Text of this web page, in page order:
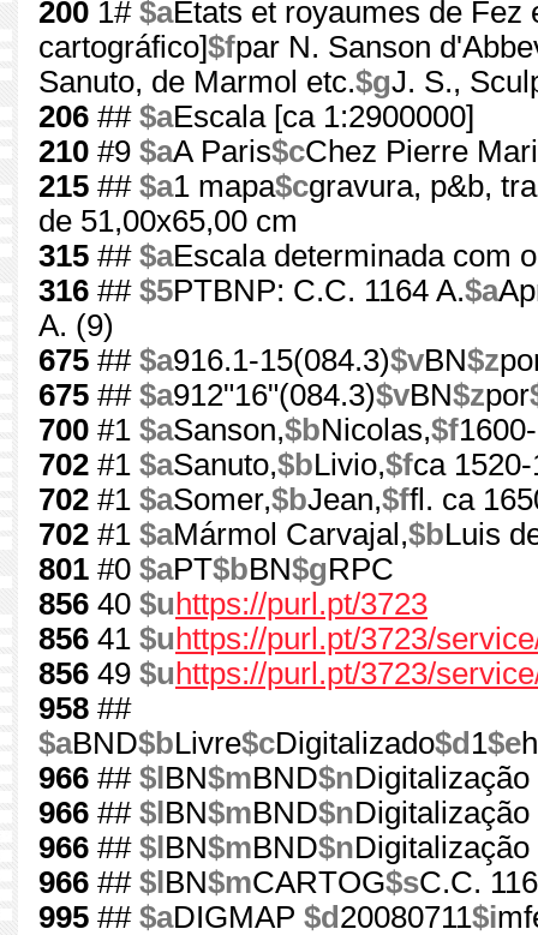
200 1# $aEtats et royaumes de Fez
cartográfico]$fpar N. Sanson
Sanuto, de Marmol etc.$gJ. S.,
206 ## $aEscala [ca 1:2900000]
210 #9 $aA Paris$cChez Pierre
215 ## $a1 mapa$cgravura, p&b,
de 51,00x65,00 cm
315 ## $aEscala determinada com
316 ## $5PTBNP: C.C. 1164 A.$a
A. (9)
675 ## $a916.1-15(084.3)$vBN$z
675 ## $a912"16"(084.3)$vBN$zpor
700 #1 $aSanson,$bNicolas,$f
702 #1 $aSanuto,$bLivio,$fca
702 #1 $aSomer,$bJean,$ffl. ca
702 #1 $aMármol Carvajal,$bLuis
801 #0 $aPT$bBN$gRPC
856 40 $u https://purl.pt/3723
856 41 $u https://purl.pt/3723/
856 49 $u https://purl.pt/3723/
958 ##
$aBND$bLivre$cDigitalizado$d 1$e
966 ## $l BN$mBND$n
966 ## $l BN$mBND$n
966 ## $l BN$mBND$n
966 ## $l BN$mCARTOG$sC.C.
995 ## $aDIGMAP $d 20080711$i